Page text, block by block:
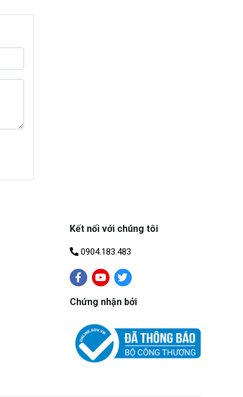
Kết nối với chúng tôi
0904.183.483
Chứng nhận bởi